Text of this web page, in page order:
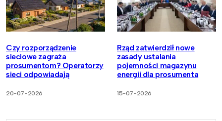
Czy rozporządzenie
sieciowe zagraża
prosumentom? Operatorzy
sieci odpowiadają
20-07-2026
Rząd zatwierdził nowe
zasady ustalania
pojemności magazynu
energii dla prosumenta
15-07-2026